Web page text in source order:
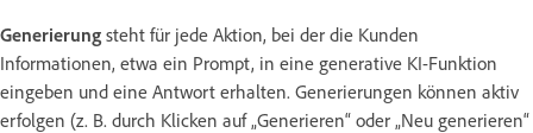
Generierung steht für jede Aktion, bei der die Kunden
Informationen, etwa ein Prompt, in eine generative KI-Funktion
eingeben und eine Antwort erhalten. Generierungen können aktiv
erfolgen (z. B. durch Klicken auf „Generieren“ oder „Neu generieren“